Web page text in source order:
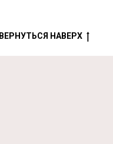
ВЕРНУТЬСЯ НАВЕРХ